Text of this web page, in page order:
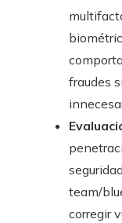
fraudes
team/
corregir